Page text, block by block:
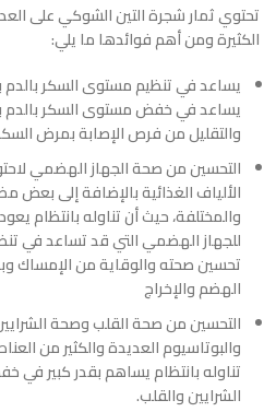
تحتوي ثمارشجرة التين الشوكيعلى
الكثيرة ومن أهم فوائدها ما يلي:
يساعد في تنظيم مستوى السكر بالدم
والتقليل من فرص الإصابة بمرض
التحسين من صحة الجهاز الهضمي
الألياف الغذائية بالإضافة إلى بعض
والمختلفة، حيث أن تناوله بانتظام
للجهاز الهضمي التي قد تساعد في
تحسين صحته والوقاية من الإمساك
الهضم والإخراج
التحسين من صحة القلب وصحة
والبوتاسيوم العديدة والكثير من
تناوله بانتظام يساهم بقدر كبير
الشرايين والقلب.